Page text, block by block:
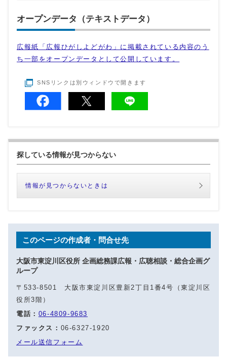
オープンデータ（テキストデータ）
広報紙「広報ひがしよどがわ」に掲載されている内容のう
ち一部をオープンデータとして公開しています。
SNSリンクは別ウィンドウで開きます
探している情報が見つからない
情報が見つからないときは
このページの作成者・問合せ先
大阪市東淀川区役所 企画総務課広報・広聴相談・総合企画グ
ループ
〒533-8501 大阪市東淀川区豊新2丁目1番4号（東淀川区
役所3階）
電話： 06-4809-9683
ファックス： 06-6327-1920
メール送信フォーム